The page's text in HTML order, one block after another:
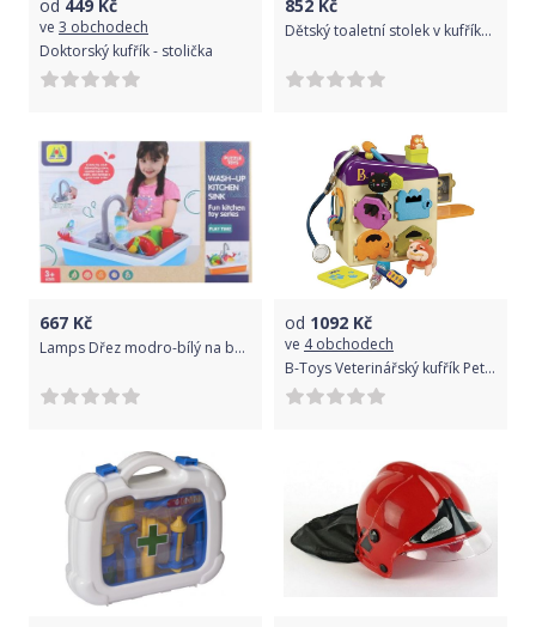
od 449 Kč
ve 3 obchodech
Doktorský kufřík - stolička
852 Kč
Dětský toaletní stolek v kufříku 2v1 Baby Mix, Růžová
667 Kč
Lamps Dřez modro-bílý na baterie
od 1092 Kč
ve 4 obchodech
B-Toys Veterinářský kufřík Pet Vet Clinic